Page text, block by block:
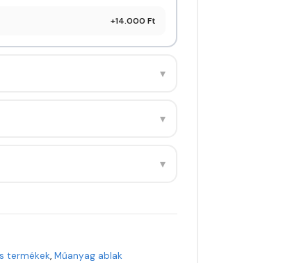
+14.000 Ft
▾
▾
▾
termékek,Műanyag ablak